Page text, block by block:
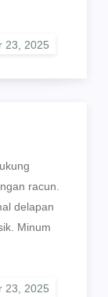
racun.
delapan
Minum